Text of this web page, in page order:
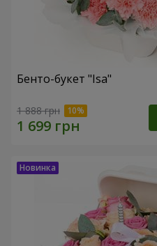
Бенто-букет "Isa"
1 888 грн